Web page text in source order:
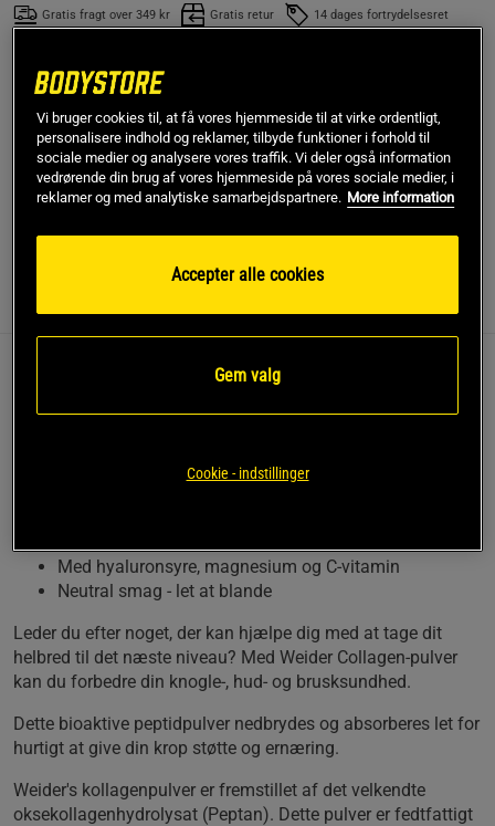
Gratis fragt over 349 kr Gratis retur 14 dages fortrydelsesret
SKU #9919-1| EAN8414192309032
Pure Collagen Powder fra Weider er et bioaktivt
kollagentilskud, der let nedbrydes af kroppen. Produktet
indeholder kollagenpeptider, der hurtigt absorberes af
kroppen.
Pure Collagen Powder fra Weider er et bioaktivt
Med hyaluronsyre, magnesium og C-vitamin
Neutral smag - let at blande
Leder du efter noget, der kan hjælpe dig med at tage dit
helbred til det næste niveau? Med Weider Collagen-pulver
kan du forbedre din knogle-, hud- og brusksundhed.
Dette bioaktive peptidpulver nedbrydes og absorberes let for
hurtigt at give din krop støtte og ernæring.
Weider's kollagenpulver er fremstillet af det velkendte
oksekollagenhydrolysat (Peptan). Dette pulver er fedtfattigt
Vi bruger cookies til, at få vores hjemmeside til at virke ordentligt,
personalisere indhold og reklamer, tilbyde funktioner i forhold til
sociale medier og analysere vores traffik. Vi deler også information
vedrørende din brug af vores hjemmeside på vores sociale medier, i
reklamer og med analytiske samarbejdspartnere. More information
Accepter alle cookies
Gem valg
Cookie - indstillinger